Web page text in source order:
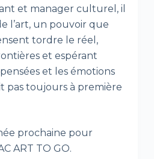
et manager culturel, il
l’art, un pouvoir que
tordre le réel,
et espérant
et les émotions
pas toujours à première
prochaine pour
ART TO GO.